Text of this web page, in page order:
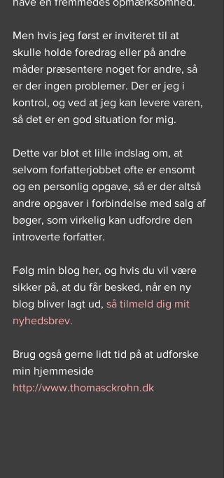
Men hvis jeg først er inviteret til at
skulle holde foredrag eller på andre
måder præsentere noget for andre, så
er der ingen problemer. Der er jeg i
kontrol, og ved at jeg kan levere varen,
så det er en god situation for mig.
Dette var blot et lille indslag om, at
selvom forfatterjobbet ofte er ensomt
og en personlig opgave, så er der altså
andre opgaver i forbindelse med salg af
bøger, som virkelig kan udfordre den
introverte forfatter.
Følg min blog her, og hvis du vil være
sikker på, at du får besked, når en ny
blog bliver lagt ud, så tilmeld dig mit
nyhedsbrev.
Brug også gerne lidt tid på at udforske
min hjemmeside
http://www.thomasckrohn.dk